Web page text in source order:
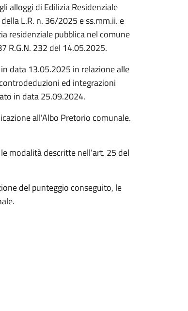
alloggi di Edilizia Residenziale
L.R. n. 36/2025 e ss.mm.ii. e
residenziale pubblica nel comune
R.G.N. 232 del 14.05.2025.
data 13.05.2025 in relazione alle
ed integrazioni
in data 25.09.2024.
all'Albo Pretorio comunale.
modalità descritte nell’art. 25 del
del punteggio conseguito, le